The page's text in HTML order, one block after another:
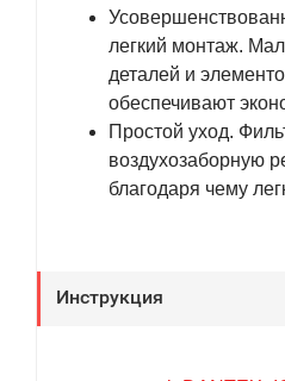
легкий монтаж.
деталей и
обеспечивают
Простой уход.
воздухозаборную
благодаря чему
Инструкция